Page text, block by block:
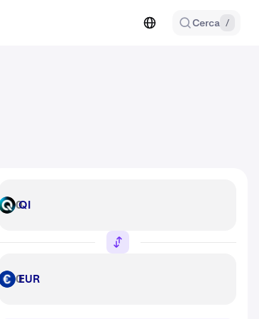
Cerca /
QI QI
EUR EUR